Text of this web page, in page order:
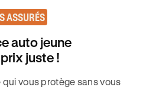
ASSURÉS
auto jeune
juste !
qui vous protège sans vous